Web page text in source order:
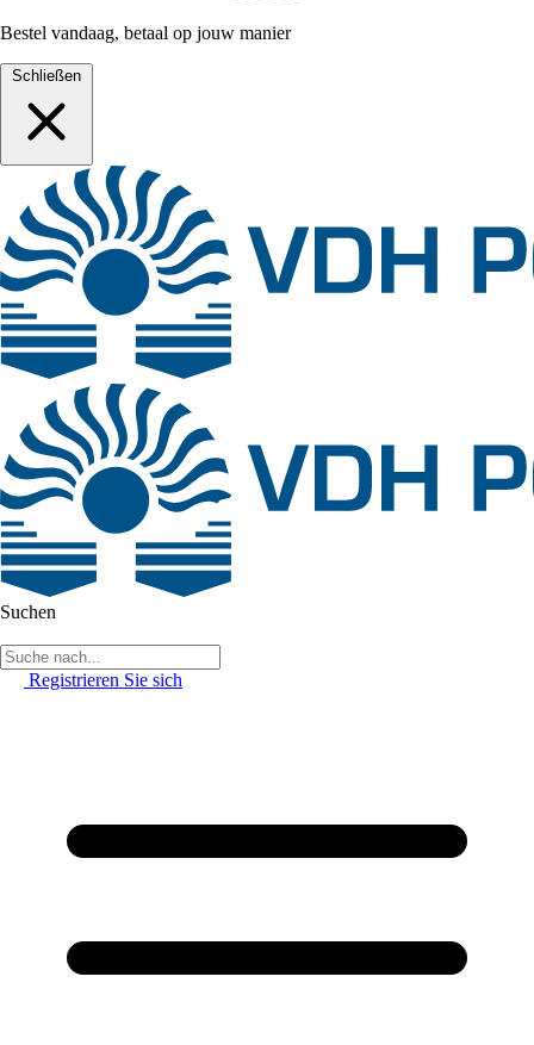
Bestel vandaag, betaal op jouw manier
Schließen
Suchen
Registrieren Sie sich